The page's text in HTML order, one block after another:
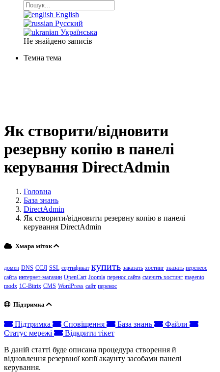
English
Русский
Українська
Не знайдено записів
Темна тема
Як створити/відновити
резервну копію в панелі
керування DirectAdmin
Головна
База знань
DirectAdmin
Як створити/відновити резервну копію в панелі
керування DirectAdmin
Хмара міток
домен DNS ССЛ SSL сертификат купить заказать хостинг зказать перенеос
сайта интернет-магазин OpenCart Joomla перенос сайта сменить хостинг magento
modx 1C-Bitrix CMS WordPress сайт перенос
Підтримка
Підтримка Сповіщення База знань
Файли
Статус мережі
Відкрити тікет
В даній статті буде описана процедура створення й
відновлення резервної копії акаунту засобами панелі
керування.